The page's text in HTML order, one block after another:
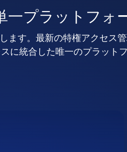
一プラットフォ
ます。最新の特権アクセス
に統合した唯一のプラット